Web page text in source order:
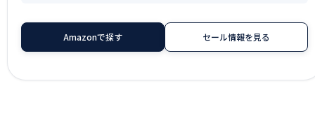
Amazonで探す セール情報を見る